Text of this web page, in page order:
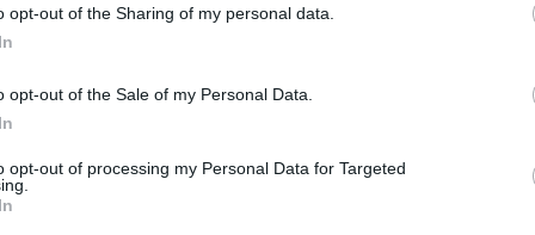
opt-out of the Sharing of my personal data.
opt-out of the Sale of my Personal Data.
opt-out of processing my Personal Data for Targeted
αντιμετώπιση των...
ΔΗΜ.Τ.Ο. Ν.Δ. Καλαμάτας:
μελάνωμα και τον καρκίνο του